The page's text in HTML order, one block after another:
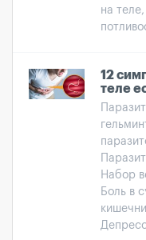
на
12
теле
Набор
Боль в